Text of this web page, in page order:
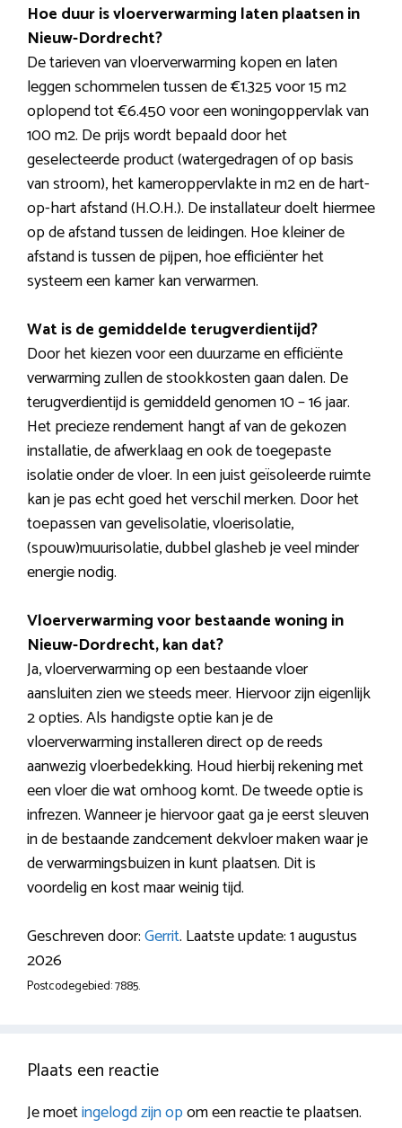
Hoe duur is vloerverwarming laten plaatsen in
Nieuw-Dordrecht?
De tarieven van vloerverwarming kopen en laten
leggen schommelen tussen de €1.325 voor 15 m2
oplopend tot €6.450 voor een woningoppervlak van
100 m2. De prijs wordt bepaald door het
geselecteerde product (watergedragen of op basis
van stroom), het kameroppervlakte in m2 en de hart-
op-hart afstand (H.O.H.). De installateur doelt hiermee
op de afstand tussen de leidingen. Hoe kleiner de
afstand is tussen de pijpen, hoe efficiënter het
systeem een kamer kan verwarmen.
Wat is de gemiddelde terugverdientijd?
Door het kiezen voor een duurzame en efficiënte
verwarming zullen de stookkosten gaan dalen. De
terugverdientijd is gemiddeld genomen 10 – 16 jaar.
Het precieze rendement hangt af van de gekozen
installatie, de afwerklaag en ook de toegepaste
isolatie onder de vloer. In een juist geïsoleerde ruimte
kan je pas echt goed het verschil merken. Door het
toepassen van gevelisolatie, vloerisolatie,
(spouw)muurisolatie, dubbel glasheb je veel minder
energie nodig.
Vloerverwarming voor bestaande woning in
Nieuw-Dordrecht, kan dat?
Ja, vloerverwarming op een bestaande vloer
aansluiten zien we steeds meer. Hiervoor zijn eigenlijk
2 opties. Als handigste optie kan je de
vloerverwarming installeren direct op de reeds
aanwezig vloerbedekking. Houd hierbij rekening met
een vloer die wat omhoog komt. De tweede optie is
infrezen. Wanneer je hiervoor gaat ga je eerst sleuven
in de bestaande zandcement dekvloer maken waar je
de verwarmingsbuizen in kunt plaatsen. Dit is
voordelig en kost maar weinig tijd.
Geschreven door:Gerrit. Laatste update: 1 augustus
2026
Postcodegebied: 7885.
Plaats een reactie
Je moetingelogd zijn opom een reactie te plaatsen.